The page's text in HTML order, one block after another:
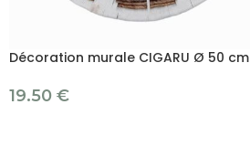
Décoration murale CIGARU Ø 50 cm
19.50 €